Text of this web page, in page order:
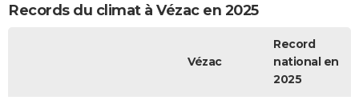
Records du climat à Vézac en 2025
Vézac
Record
national en
2025